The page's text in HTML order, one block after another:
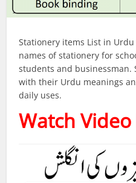
Stationery items List in
names of stationery for
students and businessman.
with their Urdu meanings
daily uses.
Watch